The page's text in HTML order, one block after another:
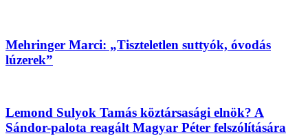
Mehringer Marci: „Tiszteletlen suttyók, óvodás
lúzerek”
Lemond Sulyok Tamás köztársasági elnök? A
Sándor-palota reagált Magyar Péter felszólítására